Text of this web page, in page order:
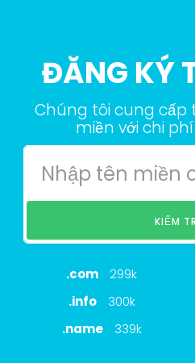
ĐĂNG KÝ
Chúng tôi cung cấp
miền với chi
KIỂM
.com 299k
.info
300k
.name
339k